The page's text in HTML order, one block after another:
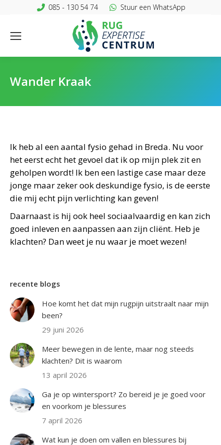
085 - 130 54 74 Stuur een WhatsApp
Wander Kraak
Ik heb al een aantal fysio gehad in Breda. Nu voor
het eerst echt het gevoel dat ik op mijn plek zit en
geholpen wordt! Ik ben een lastige case maar deze
jonge maar zeker ook deskundige fysio, is de eerste
die mij echt pijn verlichting kan geven!
Daarnaast is hij ook heel sociaalvaardig en kan zich
goed inleven en aanpassen aan zijn cliënt. Heb je
klachten? Dan weet je nu waar je moet wezen!
recente blogs
Hoe komt het dat mijn rugpijn uitstraalt naar mijn
been?
29 juni 2026
Meer bewegen in de lente, maar nog steeds
klachten? Dit is waarom
13 april 2026
Ga je op wintersport? Zo bereid je je goed voor
en voorkom je blessures
7 april 2026
Wat kun je doen om vallen en blessures bij